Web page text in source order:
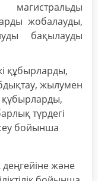
магистральды
жобалауды,
бақылауды
құбырларды,
жылумен
түрдегі
бойынша
және